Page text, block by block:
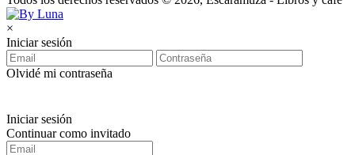
×
Iniciar sesión
Olvidé mi contraseña
Iniciar sesión
Continuar como invitado